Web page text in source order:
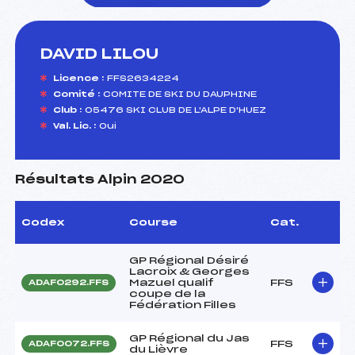
DAVID LILOU
Licence : FFS2634224
Comité : COMITE DE SKI DU DAUPHINE
Club : 05476 SKI CLUB DE L'ALPE D'HUEZ
Val. Lic. : Oui
Résultats Alpin 2020
Codex Course Cat.
ADAF0292.FFS
GP Régional Désiré
Lacroix & Georges
Mazuel qualif
coupe de la
Fédération Filles
FFS
ADAF0072.FFS
GP Régional du Jas
du Lièvre
FFS